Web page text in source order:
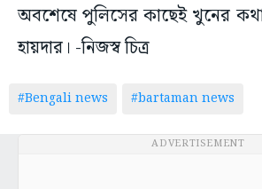
অবশেষে পুলিসের কাছেই খুনের
হায়দার। -নিজস্ব চিত্র
#Bengali news #bartaman news
ADVERTISEMENT